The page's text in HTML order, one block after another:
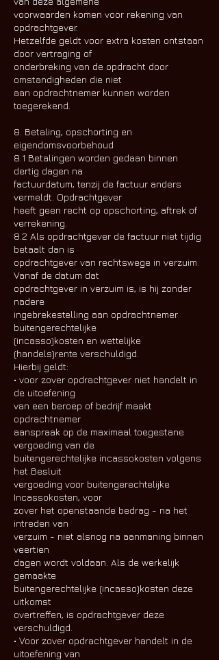
voorwaarden komen voor rekening van
opdrachtgever.
Hetzelfde geldt voor extra kosten ontstaan
door vertraging of
onderbreking van de opdracht door
omstandigheden die niet
aan opdrachtnemer kunnen worden
toegerekend.
8. Betaling, opschorting en
eigendomsvoorbehoud
8.1 Betalingen worden gedaan binnen
dertig dagen na
factuurdatum, tenzij de factuur anders
vermeldt. Opdrachtgever
heeft geen recht op opschorting, aftrek of
verrekening.
8.2 Als opdrachtgever de factuur niet tijdig
betaalt dan is
opdrachtgever van rechtswege in verzuim.
Vanaf de datum dat
opdrachtgever in verzuim is, is hij zonder
nadere
ingebrekestelling aan opdrachtnemer
buitengerechtelijke
(incasso)kosten en wettelijke
(handels)rente verschuldigd.
Hierbij geldt:
• voor zover opdrachtgever niet handelt in
de uitoefening
van een beroep of bedrijf maakt
opdrachtnemer
aanspraak op de maximaal toegestane
vergoeding van de
buitengerechtelijke incassokosten volgens
het Besluit
vergoeding voor buitengerechtelijke
Incassokosten, voor
zover het openstaande bedrag - na het
intreden van
verzuim - niet alsnog na aanmaning binnen
veertien
dagen wordt voldaan. Als de werkelijk
gemaakte
buitengerechtelijke (incasso)kosten deze
uitkomst
overtreffen, is opdrachtgever deze
verschuldigd.
• Voor zover opdrachtgever handelt in de
uitoefening van